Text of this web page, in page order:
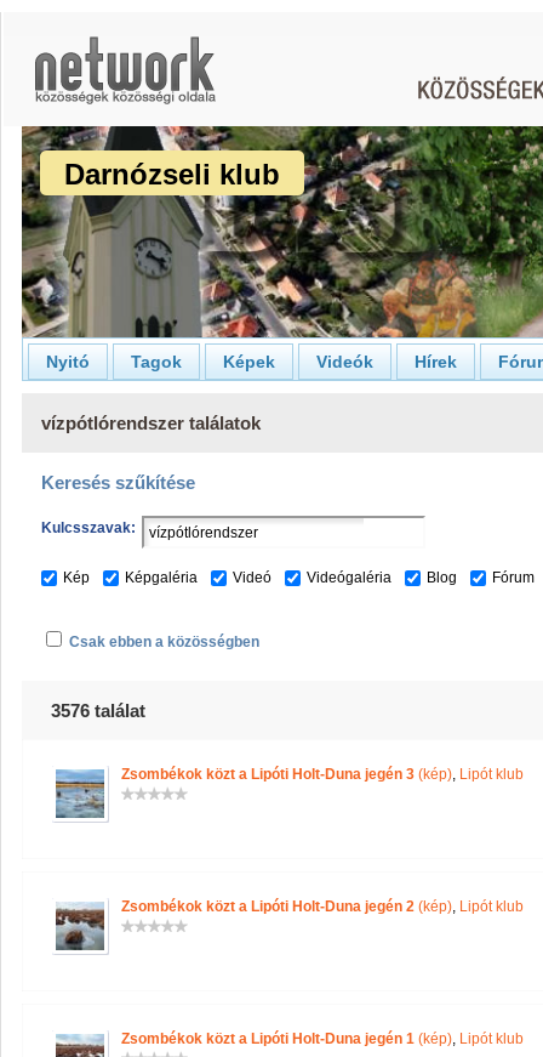
Darnózseli klub
Nyitó Tagok Képek Videók Hírek
vízpótlórendszer találatok
Keresés szűkítése
Kulcsszavak:
Kép Képgaléria Videó Videógaléria Blog Fórum
Csak ebben a közösségben
3576 találat
Zsombékok közt a Lipóti Holt-Duna jegén 3 (kép), Lipót klub
Zsombékok közt a Lipóti Holt-Duna jegén 2 (kép), Lipót klub
Zsombékok közt a Lipóti Holt-Duna jegén 1 (kép), Lipót klub